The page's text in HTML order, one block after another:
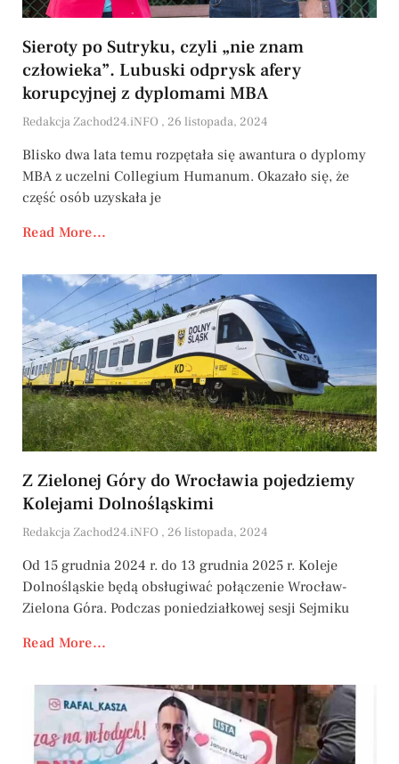
Sieroty po Sutryku, czyli „nie znam
człowieka”. Lubuski odprysk afery
korupcyjnej z dyplomami MBA
Redakcja Zachod24.iNFO 26 listopada, 2024
Blisko dwa lata temu rozpętała się awantura o dyplomy
MBA z uczelni Collegium Humanum. Okazało się, że
część osób uzyskała je
Read More...
Z Zielonej Góry do Wrocławia pojedziemy
Kolejami Dolnośląskimi
Redakcja Zachod24.iNFO 26 listopada, 2024
Od 15 grudnia 2024 r. do 13 grudnia 2025 r. Koleje
Dolnośląskie będą obsługiwać połączenie Wrocław-
Zielona Góra. Podczas poniedziałkowej sesji Sejmiku
Read More...